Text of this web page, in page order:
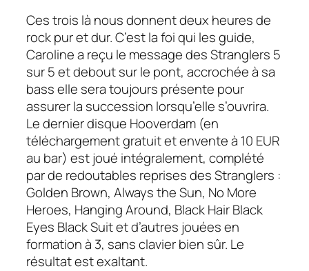
Ces trois là nous donnent deux heures de
rock pur et dur. C’est la foi qui les guide,
Caroline a reçu le message desStranglers 5
sur 5 et debout sur le pont, accrochée à sa
bass elle sera toujours présente pour
assurer la succession lorsqu’elle s’ouvrira.
Le dernier disque Hooverdam (en
téléchargement gratuit et envente à 10 EUR
au bar) est joué intégralement, complété
par de redoutables reprises desStranglers :
Golden Brown, Always the Sun, No More
Heroes, Hanging Around, Black Hair Black
Eyes Black Suitet d’autres jouées en
formation à 3, sans clavier bien sûr. Le
résultat est exaltant.